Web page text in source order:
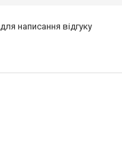
для написання відгуку